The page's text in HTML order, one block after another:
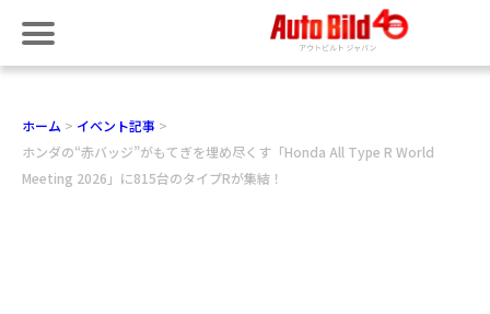
ホーム
イベント記事
ホンダの“赤バッジ”がもてぎを埋め尽くす「Honda All Type R World
Meeting 2026」に815台のタイプRが集結！